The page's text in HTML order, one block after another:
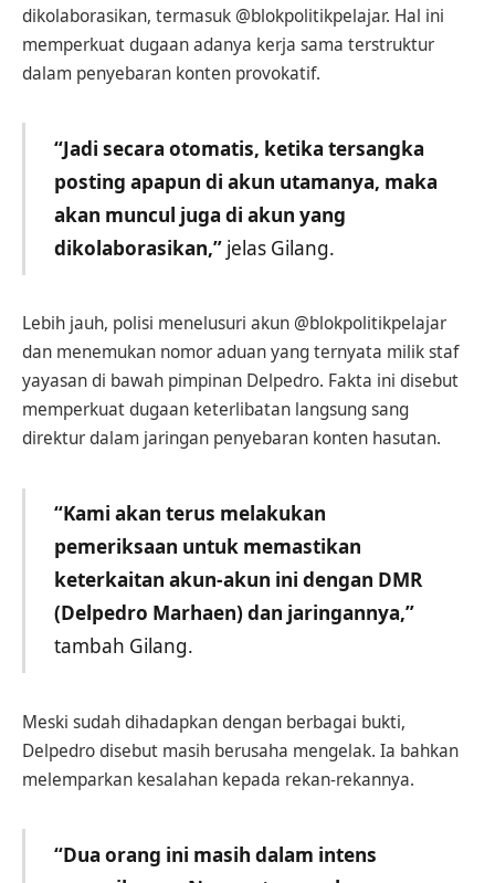
dikolaborasikan, termasuk @blokpolitikpelajar. Hal ini
memperkuat dugaan adanya kerja sama terstruktur
dalam penyebaran konten provokatif.
“Jadi secara otomatis, ketika tersangka
posting apapun di akun utamanya, maka
akan muncul juga di akun yang
dikolaborasikan,”jelas Gilang.
Lebih jauh, polisi menelusuri akun @blokpolitikpelajar
dan menemukan nomor aduan yang ternyata milik staf
yayasan di bawah pimpinan Delpedro. Fakta ini disebut
memperkuat dugaan keterlibatan langsung sang
direktur dalam jaringan penyebaran konten hasutan.
“Kami akan terus melakukan
pemeriksaan untuk memastikan
keterkaitan akun-akun ini dengan DMR
(Delpedro Marhaen) dan jaringannya,”
tambah Gilang.
Meski sudah dihadapkan dengan berbagai bukti,
Delpedro disebut masih berusaha mengelak. Ia bahkan
melemparkan kesalahan kepada rekan-rekannya.
“Dua orang ini masih dalam intens